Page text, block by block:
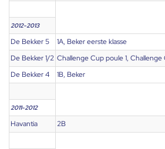
2012-2013
De Bekker 5
1A, Beker eerste klasse
De Bekker 1/2 Challenge Cup poule 1, Challenge
De Bekker 4
1B, Beker
2011-2012
Havantia 2B